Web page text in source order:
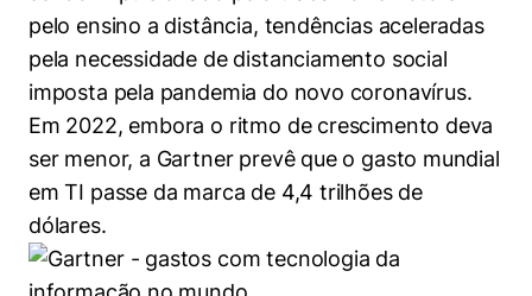
Negócios
Políticas Públicas
Sustentabilidade
Tecnologia e Dados
pelo ensino a distância, tendências aceleradas
pela necessidade de distanciamento social
imposta pela pandemia do novo coronavírus.
Em 2022, embora o ritmo de crescimento deva
ser menor, a Gartner prevê que o gasto mundial
em TI passe da marca de 4,4 trilhões de
dólares.